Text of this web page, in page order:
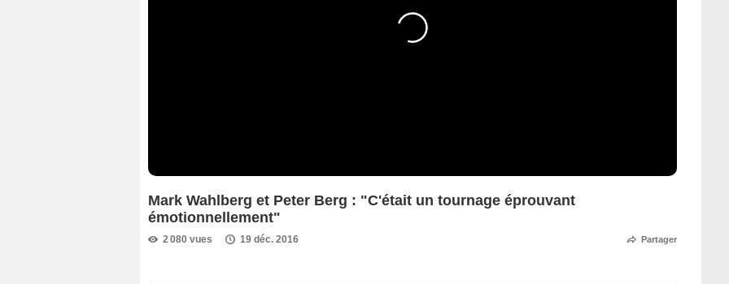
Mark Wahlberg et Peter Berg : "C'était un tournage éprouvant
émotionnellement"
2 080 vues 19 déc. 2016 Partager